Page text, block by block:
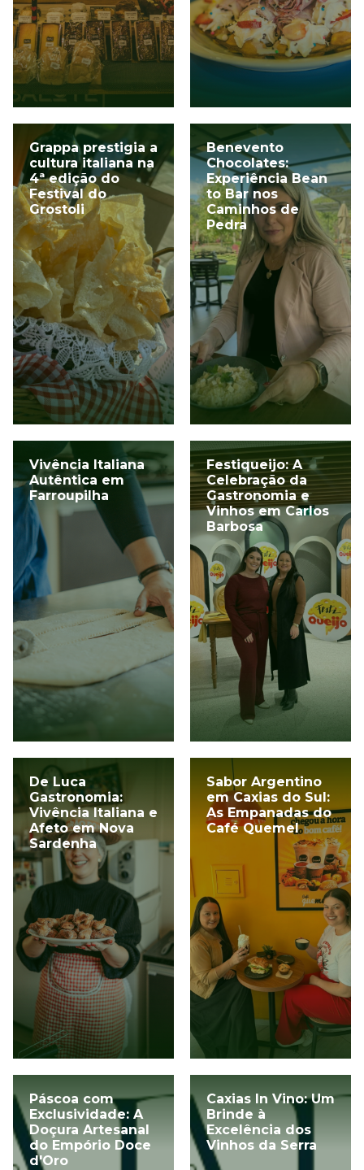
Grappa prestigia a
cultura italiana na
4ª edição do
Festival do
Grostoli
Benevento
Chocolates:
Experiência Bean
to Bar nos
Caminhos de
Pedra
Vivência Italiana
Autêntica em
Farroupilha
Festiqueijo: A
Celebração da
Gastronomia e
Vinhos em Carlos
Barbosa
De Luca
Gastronomia:
Vivência Italiana e
Afeto em Nova
Sardenha
Sabor Argentino
em Caxias do Sul:
As Empanadas do
Café Quemel
Páscoa com
Exclusividade: A
Doçura Artesanal
do Empório Doce
d'Oro
Caxias In Vino: Um
Brinde à
Excelência dos
Vinhos da Serra